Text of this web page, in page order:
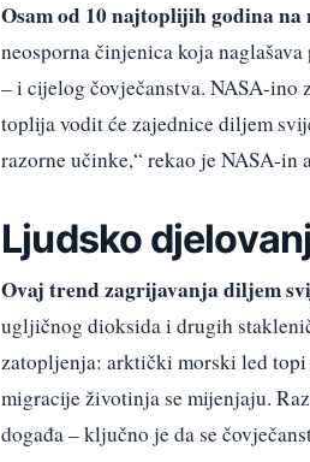
Osam od 10 najtoplijih godina na
neosporna činjenica koja
– i cijelog čovječanstva. NASA-ino
toplija vodit će zajednice diljem
razorne učinke,“ rekao je NASA-
Ljudsko
Ovaj trend zagrijavanja diljem
ugljičnog dioksida i drugih
zatopljenja: arktički morski led topi
migracije životinja se mijenjaju.
događa – ključno je da se